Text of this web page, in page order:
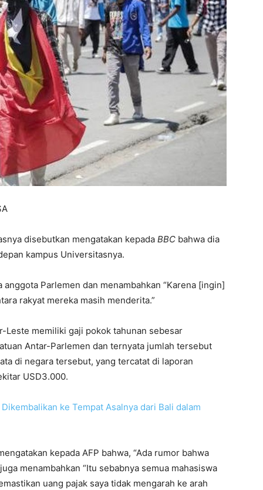
disebutkan mengatakan kepada BBC bahwa dia
kampus Universitasnya.
Parlemen dan menambahkan “Karena [ingin]
rakyat mereka masih menderita.”
Leste memiliki gaji pokok tahunan sebesar
Antar-Parlemen dan ternyata jumlah tersebut
di negara tersebut, yang tercatat di laporan
USD3.000.
ke Tempat Asalnya dari Bali dalam
kepada AFP bahwa, “Ada rumor bahwa
menambahkan “Itu sebabnya semua mahasiswa
uang pajak saya tidak mengarah ke arah